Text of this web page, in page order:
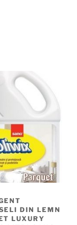
DIN LEMN
LUXURY